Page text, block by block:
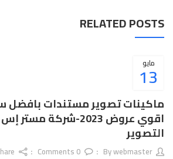
RELATED POSTS
13
مايو
ماكينات تصوير مستندات بافضل
اقوي عروض 2023-شركة
التصوير
By
webmaster
0